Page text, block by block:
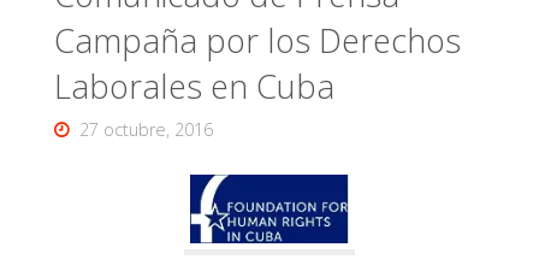
Campaña por los Derechos
Laborales en Cuba
27 octubre, 2016